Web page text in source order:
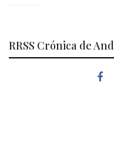
RRSS Crónica de